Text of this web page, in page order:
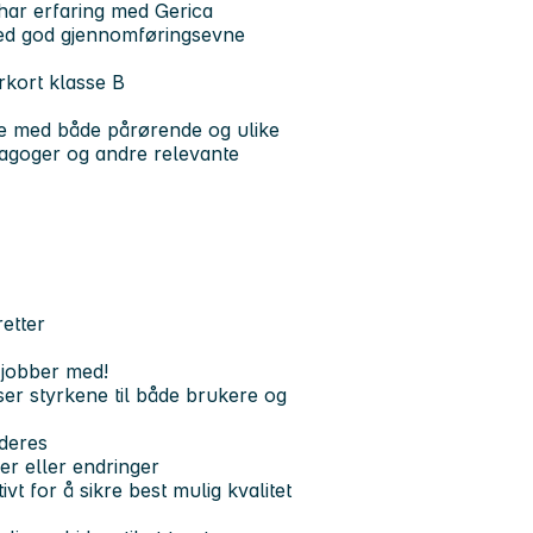
erfaring med Gerica
god gjennomføringsevne
klasse B
med både pårørende og ulike
og andre relevante
med!
styrkene til både brukere og
eller endringer
for å sikre best mulig kvalitet